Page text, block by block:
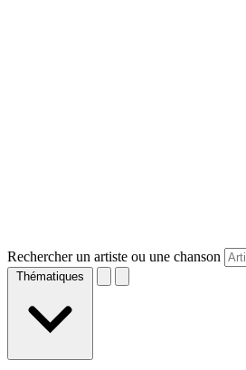
Rechercher un artiste ou une chanson
Thématiques